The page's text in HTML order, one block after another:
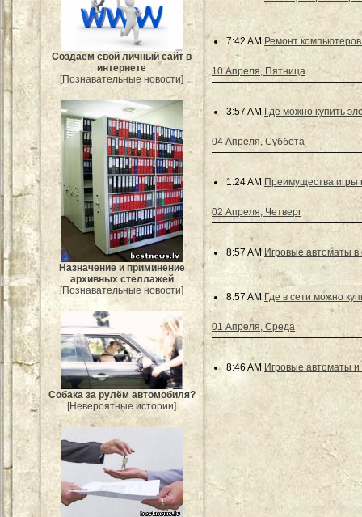
Создаём свой личный сайт в
интернете
[Познавательные новости]
Назначение и приминение
архивных стеллажей
[Познавательные новости]
Собака за рулём автомобиля?
[Невероятные истории]
7:42 AM Ремонт
10 Апреля, Пятница
3:57 AM Где можно купить
04 Апреля, Суббота
1:24 AM Преимущества игры
02 Апреля, Четверг
8:57 AM Игровые автоматы в
8:57 AM Где в сети можно
01 Апреля, Среда
8:46 AM Игровые автоматы и